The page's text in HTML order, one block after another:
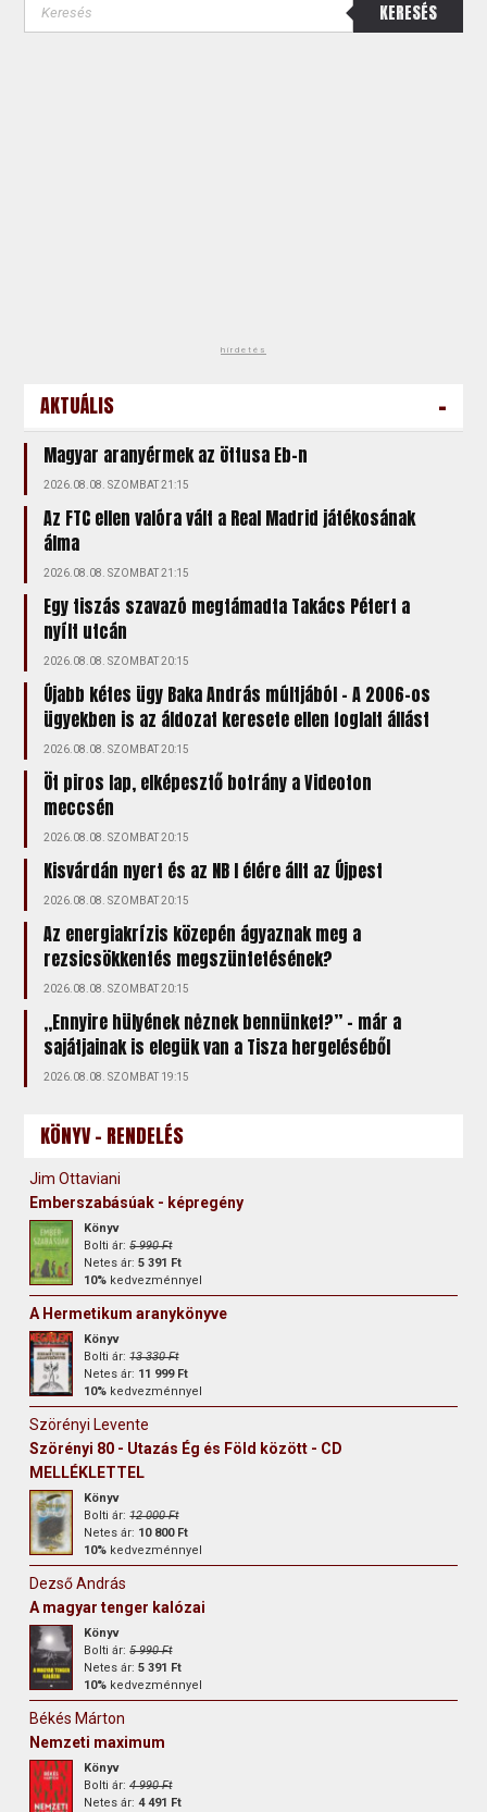
KERESÉS
hirdetés
AKTUÁLIS -
Magyar aranyérmek az öttusa Eb-n
2026.08.08. SZOMBAT 21:15
Az FTC ellen valóra vált a Real Madrid játékosának
álma
2026.08.08. SZOMBAT 21:15
Egy tiszás szavazó megtámadta Takács Pétert a
nyílt utcán
2026.08.08. SZOMBAT 20:15
Újabb kétes ügy Baka András múltjából – A 2006-os
ügyekben is az áldozat keresete ellen foglalt állást
2026.08.08. SZOMBAT 20:15
Öt piros lap, elképesztő botrány a Videoton
meccsén
2026.08.08. SZOMBAT 20:15
Kisvárdán nyert és az NB I élére állt az Újpest
2026.08.08. SZOMBAT 20:15
Az energiakrízis közepén ágyaznak meg a
rezsicsökkentés megszüntetésének?
2026.08.08. SZOMBAT 20:15
„Ennyire hülyének nėznek bennünket?” – már a
sajátjainak is elegük van a Tisza hergeléséből
2026.08.08. SZOMBAT 19:15
KÖNYV - RENDELÉS
Jim Ottaviani
Emberszabásúak - képregény
Könyv
Bolti ár:5 990 Ft
Netes ár:5 391 Ft
10% kedvezménnyel
A Hermetikum aranykönyve
Könyv
Bolti ár:13 330 Ft
Netes ár: 11 999 Ft
10% kedvezménnyel
Szörényi Levente
Szörényi 80 - Utazás Ég és Föld között - CD
MELLÉKLETTEL
Könyv
Bolti ár:12 000 Ft
Netes ár: 10 800 Ft
10% kedvezménnyel
Dezső András
A magyar tenger kalózai
Könyv
Bolti ár:5 990 Ft
Netes ár:5 391 Ft
10% kedvezménnyel
Békés Márton
Nemzeti maximum
Könyv
Bolti ár:4 990 Ft
Netes ár:4 491 Ft